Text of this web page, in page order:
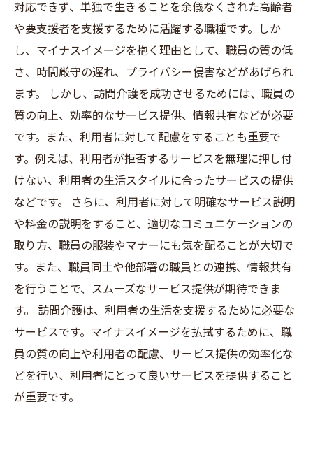
対応できず、単独で生きることを余儀なくされた高齢者
や要支援者を支援するために活躍する職種です。しか
し、マイナスイメージを抱く理由として、職員の質の低
さ、時間厳守の遅れ、プライバシー侵害などがあげられ
ます。 しかし、訪問介護を成功させるためには、職員の
質の向上、効率的なサービス提供、情報共有などが必要
です。また、利用者に対して配慮をすることも重要で
す。例えば、利用者が拒否するサービスを無理に押し付
けない、利用者の生活スタイルに合ったサービスの提供
などです。 さらに、利用者に対して明確なサービス説明
や料金の説明をすること、適切なコミュニケーションの
取り方、職員の服装やマナーにも気を配ることが大切で
す。また、職員同士や他部署の職員との連携、情報共有
を行うことで、スムーズなサービス提供が期待できま
す。 訪問介護は、利用者の生活を支援するために必要な
サービスです。マイナスイメージを払拭するために、職
員の質の向上や利用者の配慮、サービス提供の効率化な
どを行い、利用者にとって良いサービスを提供すること
が重要です。